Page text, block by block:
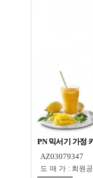
PN 믹서기 가정
AZ03079347
도매가 : 회원